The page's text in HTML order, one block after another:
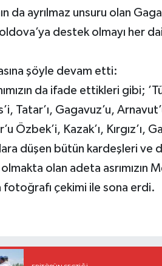
da ayrılmaz unsuru olan
destek olmayı her
şöyle devam etti:
da ifade ettikleri gibi;
Tatar’ı, Gagavuz’u,
Özbek’i, Kazak’ı, Kırgız’ı,
düşen bütün kardeşleri ve
olan adeta asrımızın
fotoğrafı çekimi ile sona erdi.